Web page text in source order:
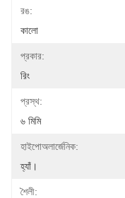
রঙ:
কালো
প্রকার:
রিং
প্রস্থ:
৬ মিমি
হাইপোঅলার্জেনিক:
হ্যাঁ।
শৈলী: